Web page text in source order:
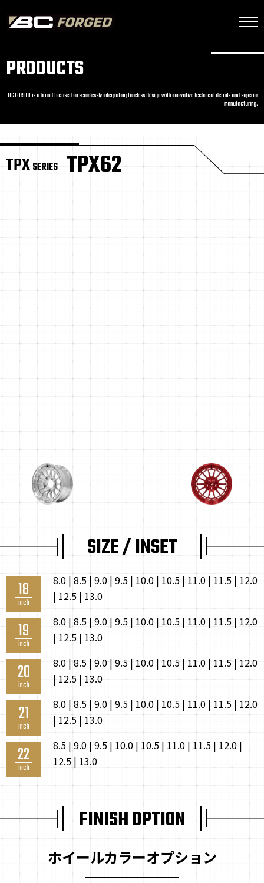
PRODUCTS
BC FORGED is a brand focused on seamlessly integrating timeless design with innovative technical details and superior
manufacturing.
TPXSERIES TPX62
SIZE / INSET
18
inch
8.0 | 8.5 | 9.0 | 9.5 | 10.0 | 10.5 | 11.0 | 11.5 | 12.0
| 12.5 | 13.0
19
inch
8.0 | 8.5 | 9.0 | 9.5 | 10.0 | 10.5 | 11.0 | 11.5 | 12.0
| 12.5 | 13.0
20
inch
8.0 | 8.5 | 9.0 | 9.5 | 10.0 | 10.5 | 11.0 | 11.5 | 12.0
| 12.5 | 13.0
21
inch
8.0 | 8.5 | 9.0 | 9.5 | 10.0 | 10.5 | 11.0 | 11.5 | 12.0
| 12.5 | 13.0
22
inch
8.5 | 9.0 | 9.5 | 10.0 | 10.5 | 11.0 | 11.5 | 12.0 |
12.5 | 13.0
FINISH OPTION
ホイールカラーオプション